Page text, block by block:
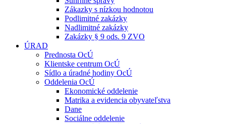
Zákazky s nízkou hodnotou
Podlimitné zakázky
Nadlimitné zakázky
Zakázky § 9 ods. 9 ZVO
ÚRAD
Prednosta OcÚ
Klientske centrum OcÚ
Sídlo a úradné hodiny OcÚ
Oddelenia OcÚ
Ekonomické oddelenie
Matrika a evidencia obyvateľstva
Dane
Sociálne oddelenie